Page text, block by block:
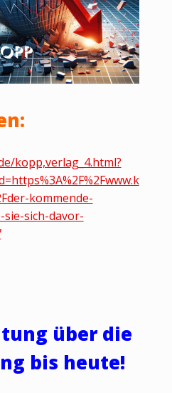
kopp,verlag_4.html?
kommende-
sich-davor-
über die
bis heute!